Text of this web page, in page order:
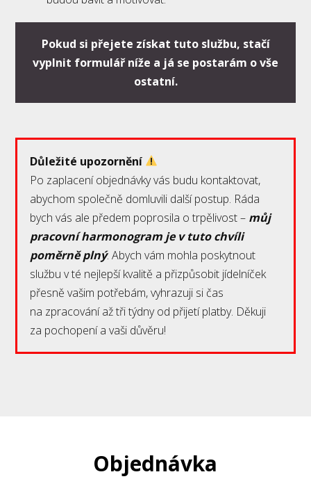
Pokud si přejete získat tuto službu, stačí
vyplnit formulář níže a já se postarám o vše
ostatní.
Důležité upozornění
Po zaplacení objednávky vás budu kontaktovat,
abychom společně domluvili další postup. Ráda
bych vás ale předem poprosila o trpělivost – můj
pracovní harmonogram je v tuto chvíli
poměrně plný. Abych vám mohla poskytnout
službu v té nejlepší kvalitě a přizpůsobit jídelníček
přesně vašim potřebám, vyhrazuji si čas
na zpracování až tři týdny od přijetí platby. Děkuji
za pochopení a vaši důvěru!
Objednávka